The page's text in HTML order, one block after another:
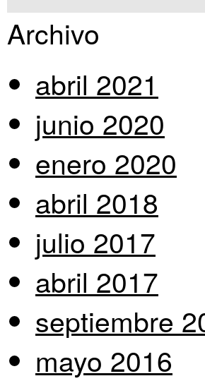
Archivo
abril 2021
junio 2020
enero 2020
abril 2018
julio 2017
abril 2017
septiembre
mayo 2016